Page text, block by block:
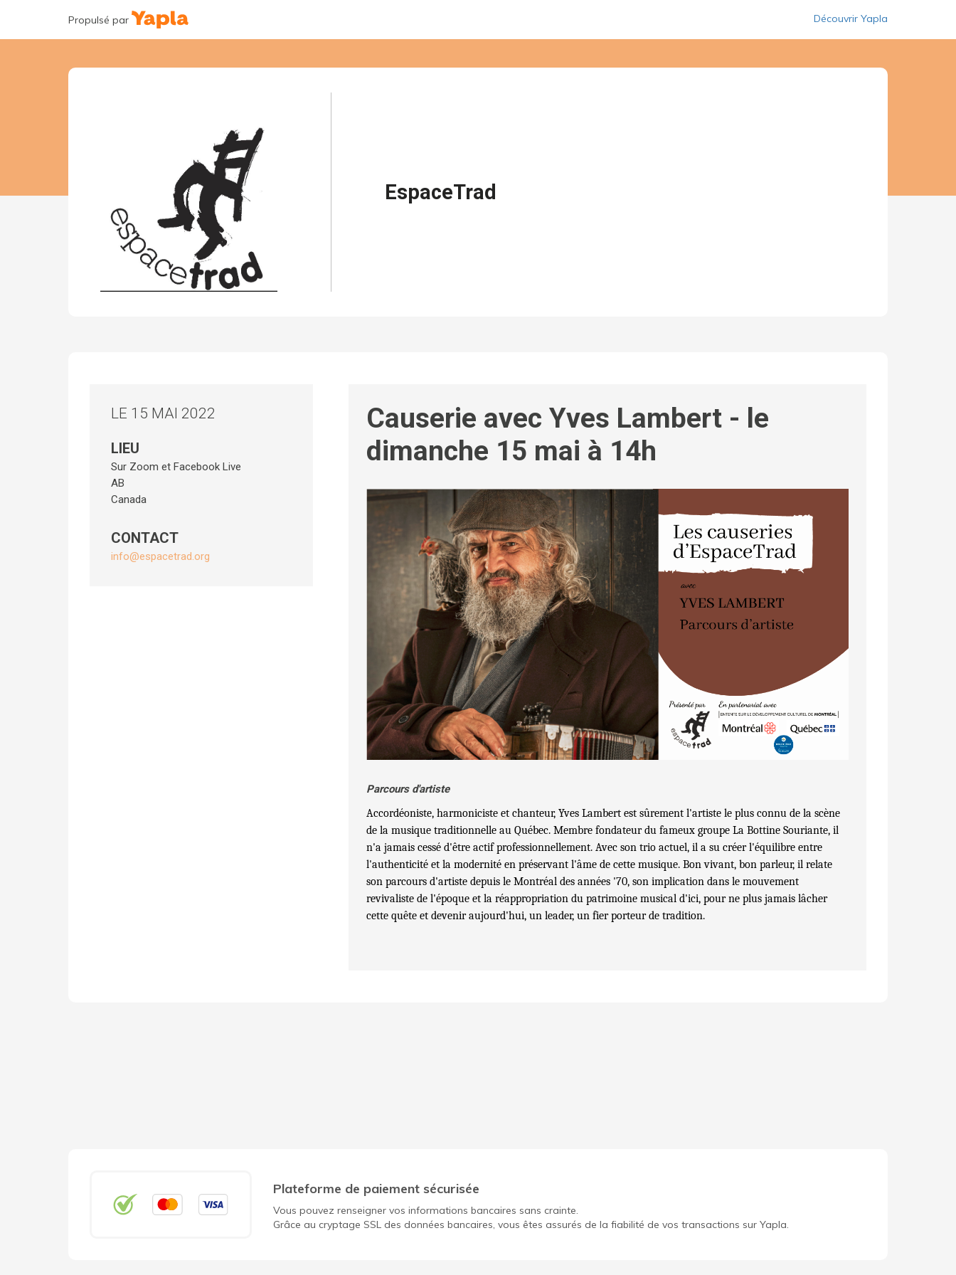
Propulsé par Découvrir Yapla
EspaceTrad
LE 15 MAI 2022
LIEU
Sur Zoom et Facebook Live
AB
Canada
CONTACT
info@espacetrad.org
Causerie avec Yves Lambert - le
dimanche 15 mai à 14h
Parcours d'artiste
Accordéoniste, harmoniciste et chanteur, Yves Lambert est sûrement l'artiste le plus connu de la scène
de la musique traditionnelle au Québec. Membre fondateur du fameux groupe La Bottine Souriante, il
n'a jamais cessé d'être actif professionnellement. Avec son trio actuel, il a su créer l'équilibre entre
l'authenticité et la modernité en préservant l'âme de cette musique. Bon vivant, bon parleur, il relate
son parcours d'artiste depuis le Montréal des années '70, son implication dans le mouvement
revivaliste de l'époque et la réappropriation du patrimoine musical d'ici, pour ne plus jamais lâcher
cette quête et devenir aujourd'hui, un leader, un fier porteur de tradition.
Plateforme de paiement sécurisée
Vous pouvez renseigner vos informations bancaires sans crainte.
Grâce au cryptage SSL des données bancaires, vous êtes assurés de la fiabilité de vos transactions sur Yapla.